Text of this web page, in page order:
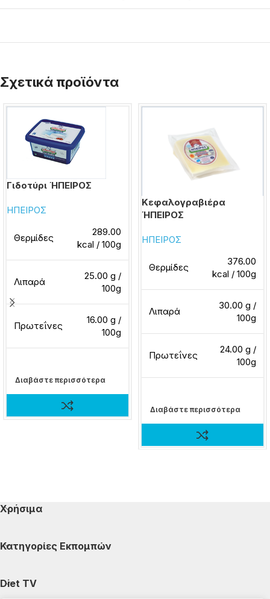
Σχετικά προϊόντα
Γιδοτύρι ΉΠΕΙΡΟΣ
ΗΠΕΙΡΟΣ
Θερμίδες
289.00
kcal / 100g
Λιπαρά
25.00 g /
100g
Πρωτεΐνες
16.00 g /
100g
Διαβάστε περισσότερα
Κεφαλογραβιέρα
ΉΠΕΙΡΟΣ
ΗΠΕΙΡΟΣ
Θερμίδες
376.00
kcal / 100g
Λιπαρά
30.00 g /
100g
Πρωτεΐνες
24.00 g /
100g
Διαβάστε περισσότερα
Χρήσιμα
Κατηγορίες Εκπομπών
Diet TV